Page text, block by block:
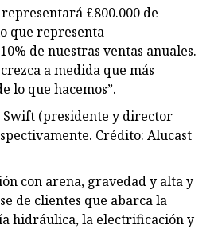
£800.000 de
que representa
de nuestras ventas anuales.
a medida que más
lo que hacemos”.
Swift (presidente y director
Crédito: Alucast
con arena, gravedad y alta y
de clientes que abarca la
hidráulica, la electrificación y